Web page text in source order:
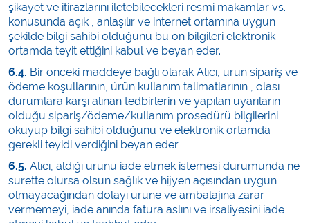
şikayet ve itirazlarını iletebilecekleri resmi makamlar vs.
konusunda açık , anlaşılır ve internet ortamına uygun
şekilde bilgi sahibi olduğunu bu ön bilgileri elektronik
ortamda teyit ettiğini kabul ve beyan eder.
6.4. Bir önceki maddeye bağlı olarak Alıcı, ürün sipariş ve
ödeme koşullarının, ürün kullanım talimatlarının , olası
durumlara karşı alınan tedbirlerin ve yapılan uyarıların
olduğu sipariş/ödeme/kullanım prosedürü bilgilerini
okuyup bilgi sahibi olduğunu ve elektronik ortamda
gerekli teyidi verdiğini beyan eder.
6.5. Alıcı, aldığı ürünü iade etmek istemesi durumunda ne
surette olursa olsun sağlık ve hijyen açısından uygun
olmayacağından dolayı ürüne ve ambalajına zarar
vermemeyi, iade anında fatura aslını ve irsaliyesini iade